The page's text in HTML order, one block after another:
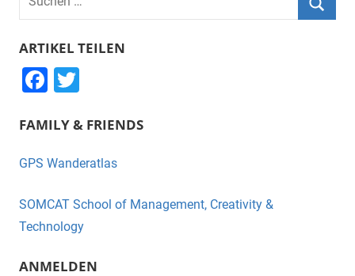
nach:
ARTIKEL TEILEN
F
c
e
o
o
k
tt
er
FAMILY & FRIENDS
GPS Wanderatlas
SOMCAT School of Management, Creativity &
Technology
ANMELDEN